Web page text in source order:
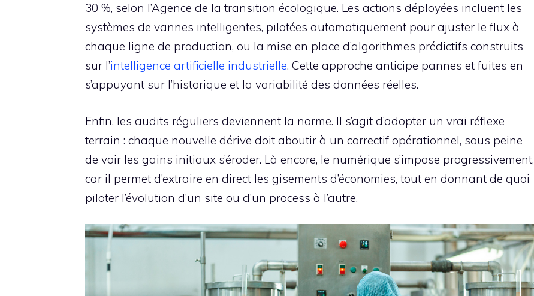
30 %, selon l’Agence de la transition écologique. Les actions déployées incluent les
systèmes de vannes intelligentes, pilotées automatiquement pour ajuster le flux à
chaque ligne de production, ou la mise en place d’algorithmes prédictifs construits
sur l’intelligence artificielle industrielle. Cette approche anticipe pannes et fuites en
s’appuyant sur l’historique et la variabilité des données réelles.
Enfin, les audits réguliers deviennent la norme. Il s’agit d’adopter un vrai réflexe
terrain : chaque nouvelle dérive doit aboutir à un correctif opérationnel, sous peine
de voir les gains initiaux s’éroder. Là encore, le numérique s’impose progressivement,
car il permet d’extraire en direct les gisements d’économies, tout en donnant de quoi
piloter l’évolution d’un site ou d’un process à l’autre.